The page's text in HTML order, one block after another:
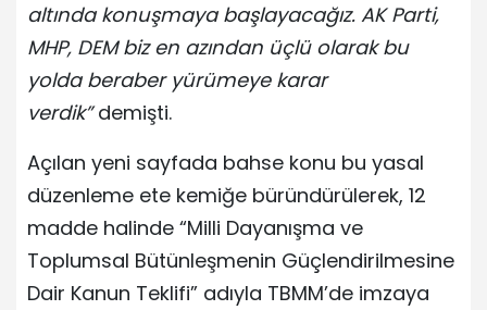
altında konuşmaya başlayacağız. AK Parti,
MHP, DEM biz en azından üçlü olarak bu
yolda beraber yürümeye karar
verdik”demişti.
Açılan yeni sayfada bahse konu bu yasal
düzenleme ete kemiğe büründürülerek, 12
madde halinde “Milli Dayanışma ve
Toplumsal Bütünleşmenin Güçlendirilmesine
Dair Kanun Teklifi” adıyla TBMM’de imzaya